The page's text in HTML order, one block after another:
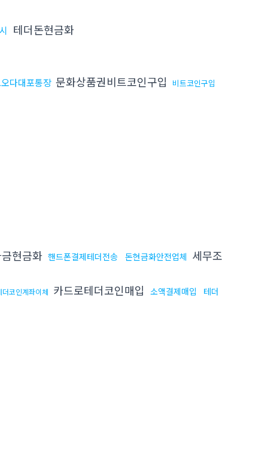
테더돈현금화
다대포통장 문화상품권비트코인구입 비트코인구입
현금화 핸드폰결제테더전송 돈현금화안전업체 세무조
더코인계좌이체 카드로테더코인매입 소액결제매입 테더